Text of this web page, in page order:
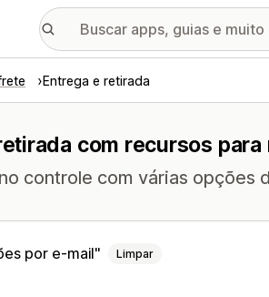
Entrega e retirada
com recursos
controle com várias opções
por e-mail Limpar